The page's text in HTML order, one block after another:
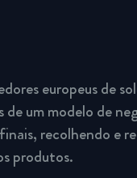
europeus de
um modelo de
recolhendo e
produtos.